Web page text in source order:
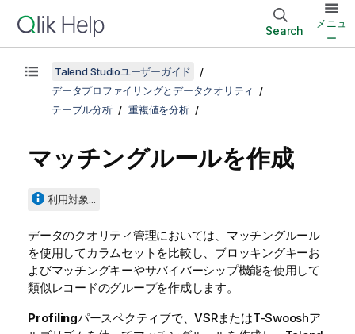
Search
メニュ
ー
Talend Studioユーザーガイド
データプロファイリングとデータクオリティ
テーブル分析
重複値を分析
マッチングルールを作成
利用対象...
データのクオリティ管理においては、マッチングルール
を使用してカラムセットを比較し、ブロッキングキーお
よびマッチングキーやサバイバーシップ機能を使用して
類似レコードのグループを作成します。
Profilingパースペクティブで、VSRまたはT-Swooshア